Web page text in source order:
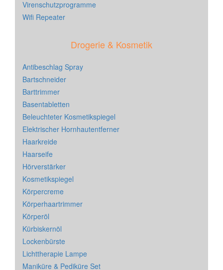
Virenschutzprogramme
Wifi Repeater
Drogerie & Kosmetik
Antibeschlag Spray
Bartschneider
Barttrimmer
Basentabletten
Beleuchteter Kosmetikspiegel
Elektrischer Hornhautentferner
Haarkreide
Haarseife
Hörverstärker
Kosmetikspiegel
Körpercreme
Körperhaartrimmer
Körperöl
Kürbiskernöl
Lockenbürste
Lichttherapie Lampe
Maniküre & Pediküre Set